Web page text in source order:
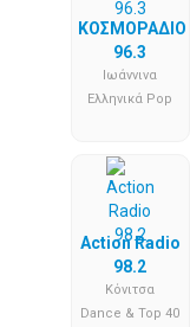
ΚΟΣΜΟΡΑΔΙΟ
96.3
Iωάννινα
Ελληνικά Pop
Action Radio
98.2
Κόνιτσα
Dance & Top 40